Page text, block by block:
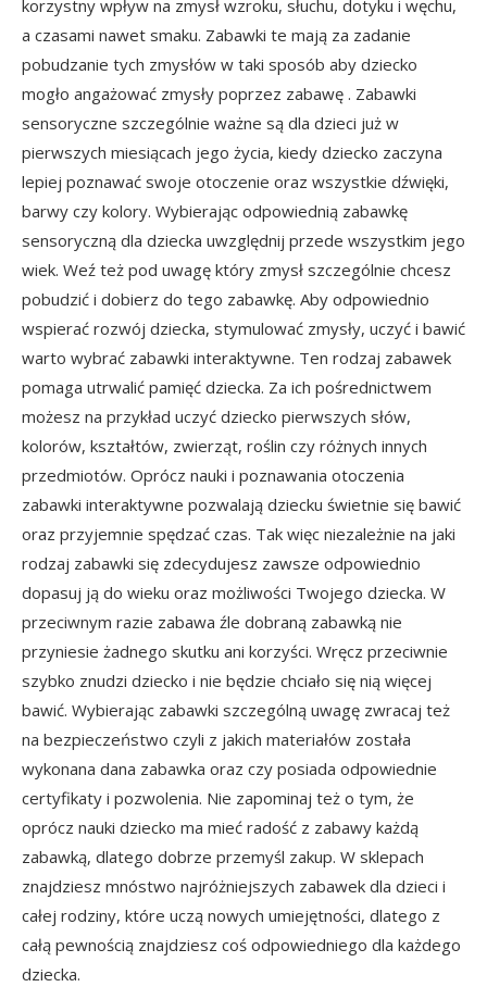
korzystny wpływ na zmysł wzroku, słuchu, dotyku i węchu,
a czasami nawet smaku. Zabawki te mają za zadanie
pobudzanie tych zmysłów w taki sposób aby dziecko
mogło angażować zmysły poprzez zabawę . Zabawki
sensoryczne szczególnie ważne są dla dzieci już w
pierwszych miesiącach jego życia, kiedy dziecko zaczyna
lepiej poznawać swoje otoczenie oraz wszystkie dźwięki,
barwy czy kolory. Wybierając odpowiednią zabawkę
sensoryczną dla dziecka uwzględnij przede wszystkim jego
wiek. Weź też pod uwagę który zmysł szczególnie chcesz
pobudzić i dobierz do tego zabawkę. Aby odpowiednio
wspierać rozwój dziecka, stymulować zmysły, uczyć i bawić
warto wybrać zabawki interaktywne. Ten rodzaj zabawek
pomaga utrwalić pamięć dziecka. Za ich pośrednictwem
możesz na przykład uczyć dziecko pierwszych słów,
kolorów, kształtów, zwierząt, roślin czy różnych innych
przedmiotów. Oprócz nauki i poznawania otoczenia
zabawki interaktywne pozwalają dziecku świetnie się bawić
oraz przyjemnie spędzać czas. Tak więc niezależnie na jaki
rodzaj zabawki się zdecydujesz zawsze odpowiednio
dopasuj ją do wieku oraz możliwości Twojego dziecka. W
przeciwnym razie zabawa źle dobraną zabawką nie
przyniesie żadnego skutku ani korzyści. Wręcz przeciwnie
szybko znudzi dziecko i nie będzie chciało się nią więcej
bawić. Wybierając zabawki szczególną uwagę zwracaj też
na bezpieczeństwo czyli z jakich materiałów została
wykonana dana zabawka oraz czy posiada odpowiednie
certyfikaty i pozwolenia. Nie zapominaj też o tym, że
oprócz nauki dziecko ma mieć radość z zabawy każdą
zabawką, dlatego dobrze przemyśl zakup. W sklepach
znajdziesz mnóstwo najróżniejszych zabawek dla dzieci i
całej rodziny, które uczą nowych umiejętności, dlatego z
całą pewnością znajdziesz coś odpowiedniego dla każdego
dziecka.